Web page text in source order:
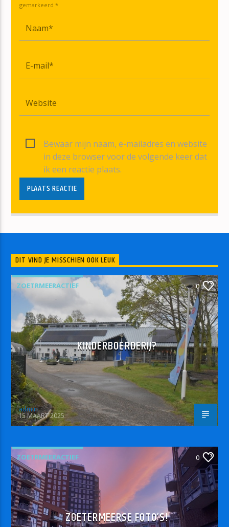
gemarkeerd *
Bewaar mijn naam, e-mailadres en website
in deze browser voor de volgende keer dat
ik een reactie plaats.
DIT VIND JE MISSCHIEN OOK LEUK
ZOETRMEERACTIEF 0
KINDERBOERDERIJ?
admin
15 MAART 2025
ZOETRMEERACTIEF 0
ZOETERMEERSE FOTO’S!